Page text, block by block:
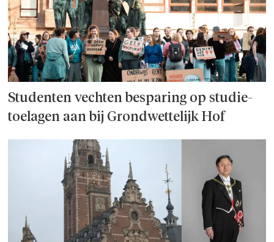
Studenten vechten besparing op studie­
toelagen aan bij Grondwettelijk Hof